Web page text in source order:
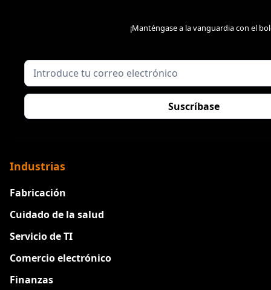
¡Manténgase a la vanguardia con el
Industrias
Fabricación
Cuidado de la salud
Servicio de TI
Comercio electrónico
Finanzas